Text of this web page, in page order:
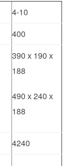
4-10
400
390 х 190 х
188
490 х 240 х
188
4240